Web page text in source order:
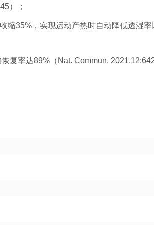
）；
缩35%，实现运动产热时自动降低透湿率
复率达89%（Nat. Commun.